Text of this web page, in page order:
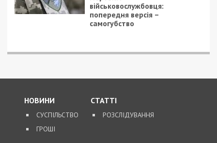
Представився
працівником ТЦК та
погрожував
На Волині депутат-
відряджав підлеглих
будувати приватний
будинок